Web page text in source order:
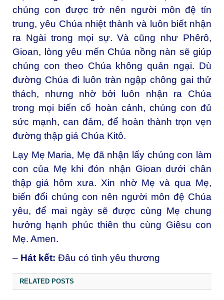
chúng con được trở nên người môn đệ tín
trung, yêu Chúa nhiệt thành và luôn biết nhận
ra Ngài trong mọi sự. Và cũng như Phêrô,
Gioan, lòng yêu mến Chúa nồng nàn sẽ giúp
chúng con theo Chúa không quản ngại. Dù
đường Chúa đi luôn tràn ngập chông gai thử
thách, nhưng nhờ bởi luôn nhận ra Chúa
trong mọi biến cố hoàn cảnh, chúng con đủ
sức mạnh, can đảm, để hoàn thành trọn vẹn
đường thập giá Chúa Kitô.
Lạy Mẹ Maria, Mẹ đã nhận lấy chúng con làm
con của Mẹ khi đón nhận Gioan dưới chân
thập giá hôm xưa. Xin nhờ Mẹ và qua Mẹ,
biến đổi chúng con nên người môn đệ Chúa
yêu, để mai ngày sẽ được cùng Mẹ chung
hưởng hạnh phúc thiên thu cùng Giêsu con
Mẹ. Amen.
– Hát kết: Đâu có tình yêu thương
RELATED POSTS